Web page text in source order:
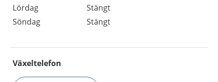
Lördag
Stängt
Söndag
Stängt
Växeltelefon